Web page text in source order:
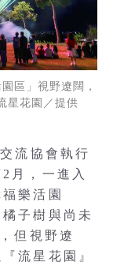
區」視野遼闊，
星花園／提供
流協會執行
月，一進入
樂活園
子樹與尚未
但視野遼
流星花園』